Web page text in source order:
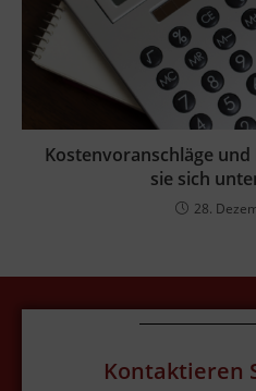
Kostenvoranschläge
sie sich
28.
Kontaktieren